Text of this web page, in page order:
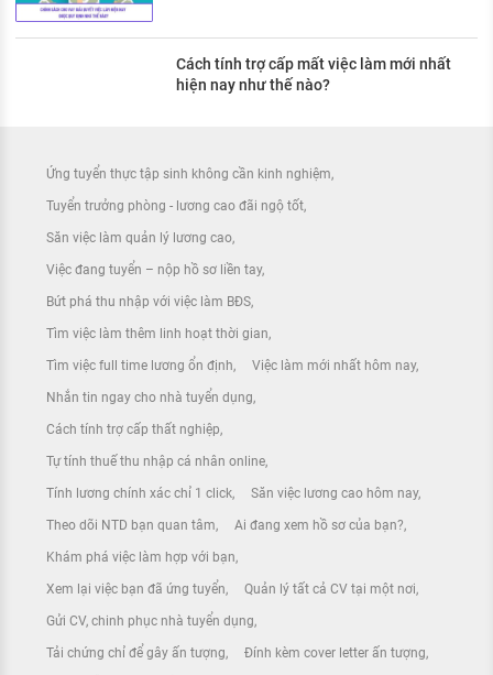
Cách tính trợ cấp mất việc làm mới nhất
hiện nay như thế nào?
Ứng tuyển thực tập sinh không cần kinh nghiệm
Tuyển trưởng phòng - lương cao đãi ngộ tốt
Săn việc làm quản lý lương cao
Việc đang tuyển – nộp hồ sơ liền tay
Bứt phá thu nhập với việc làm BĐS
Tìm việc làm thêm linh hoạt thời gian
Tìm việc full time lương ổn định Việc làm mới nhất hôm nay
Nhắn tin ngay cho nhà tuyển dụng
Cách tính trợ cấp thất nghiệp
Tự tính thuế thu nhập cá nhân online
Tính lương chính xác chỉ 1 click Săn việc lương cao hôm nay
Theo dõi NTD bạn quan tâm Ai đang xem hồ sơ của bạn?
Khám phá việc làm hợp với bạn
Xem lại việc bạn đã ứng tuyển Quản lý tất cả CV tại một nơi
Gửi CV, chinh phục nhà tuyển dụng
Tải chứng chỉ để gây ấn tượng Đính kèm cover letter ấn tượng